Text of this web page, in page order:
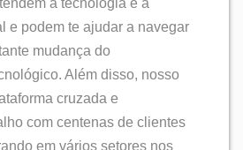
a tecnologia e a
e podem te ajudar a navegar
mudança do
Além disso, nosso
cruzada e
com centenas de clientes
em vários setores nos